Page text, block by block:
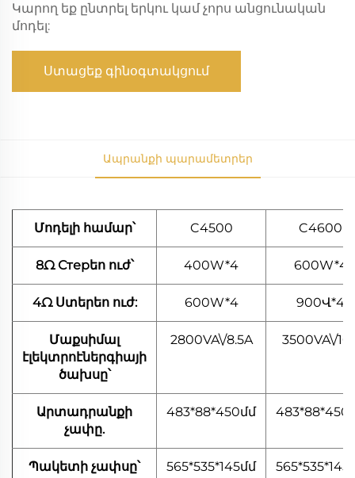
Կարող եք ընտրել երկու կամ չորս անցունական
մոդել:
Ստացեք գինօգտակցում
Ապրանքի պարամետրեր
Մոդելի համար՝ C4500 C4600
8Ω Стерեո ուժ՝ 400W*4 600W*4
4Ω Ստերեո ուժ: 600W*4 900Վ*4
Մաքսիմալ
էլեկտրոէներգիայի
ծախսը՝
2800VA\/8.5A 3500VA\/
Արտադրանքի
չափը.
483*88*450մմ
Պակետի չափսը՝ 565*535*145մմ